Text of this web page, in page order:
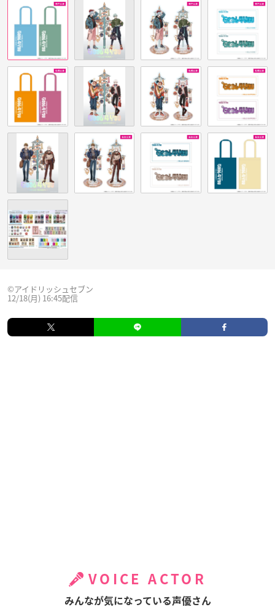
©アイドリッシュセブン
12/18(月) 16:45配信
VOICE ACTOR
みんなが気になっている声優さん